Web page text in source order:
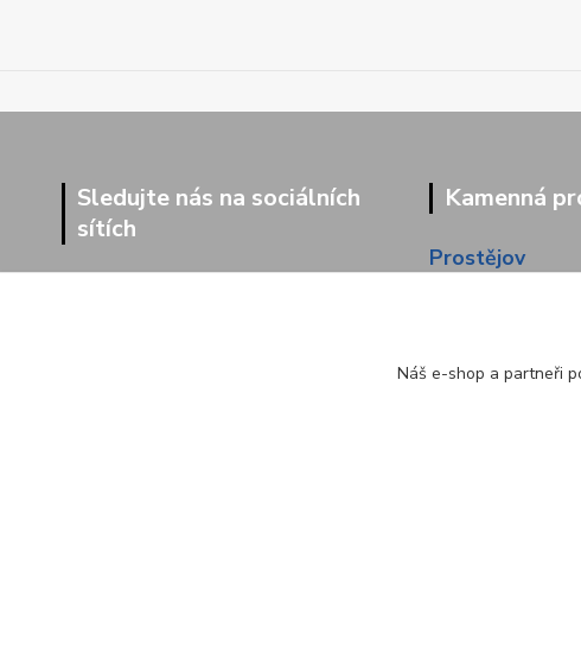
Sledujte nás na sociálních
sítích
Kamenná
Prostějov
Náš e-shop a partneři